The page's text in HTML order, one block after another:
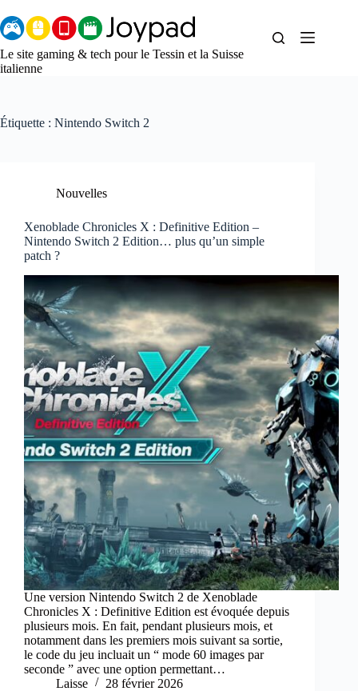
au
contenu
Le site gaming & tech pour le Tessin et la Suisse
italienne
Étiquette : Nintendo Switch 2
Nouvelles
Xenoblade Chronicles X : Definitive Edition –
Nintendo Switch 2 Edition… plus qu’un simple
patch ?
Une version Nintendo Switch 2 de Xenoblade
Chronicles X : Definitive Edition est évoquée depuis
plusieurs mois. En fait, pendant plusieurs mois, et
notamment dans les premiers mois suivant sa sortie,
le code du jeu incluait un “ mode 60 images par
seconde ” avec une option permettant…
Laisse
28 février 2026